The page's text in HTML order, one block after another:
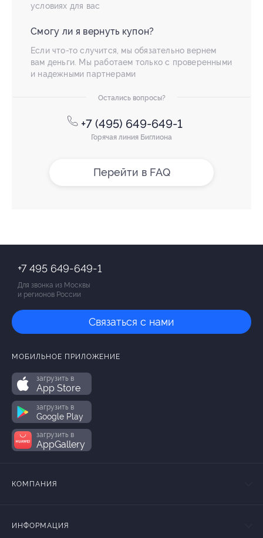
условиях для вас
Смогу ли я вернуть купон?
Если что-то случится, мы обязательно вернем
вам деньги. Мы работаем только с проверенными
и надежными партнерами
Остались вопросы?
+7 (495) 649-649-1
Горячая линия Биглиона
Перейти в FAQ
+7 495 649-649-1
Для звонка из Москвы
и регионов России
Связаться с нами
МОБИЛЬНОЕ ПРИЛОЖЕНИЕ
загрузить в
App Store
загрузить в
Google Play
загрузить в
AppGallery
КОМПАНИЯ
ИНФОРМАЦИЯ